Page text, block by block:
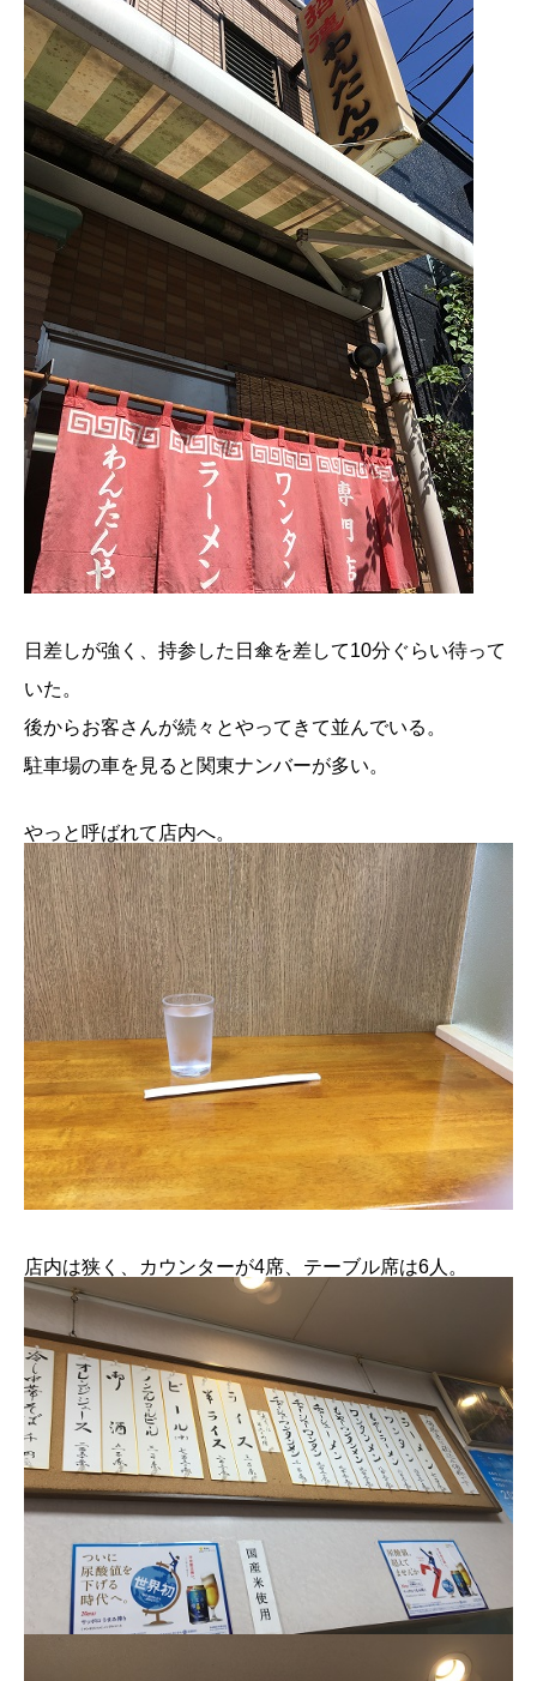
日差しが強く、持参した日傘を差して10分ぐらい待って
いた。
後からお客さんが続々とやってきて並んでいる。
駐車場の車を見ると関東ナンバーが多い。
やっと呼ばれて店内へ。
店内は狭く、カウンターが4席、テーブル席は6人。